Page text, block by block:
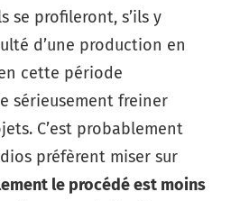
se profileront, s’ils y
d’une production en
cette période
sérieusement freiner
C’est probablement
préfèrent miser sur
le procédé est moins